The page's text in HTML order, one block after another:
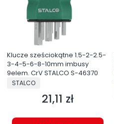
Klucze sześciokątne 1.5-2-2.5-
3-4-5-6-8-10mm imbusy
9elem. CrV STALCO S-46370
PRODUCENT
STALCO
Cena
21,11 zł